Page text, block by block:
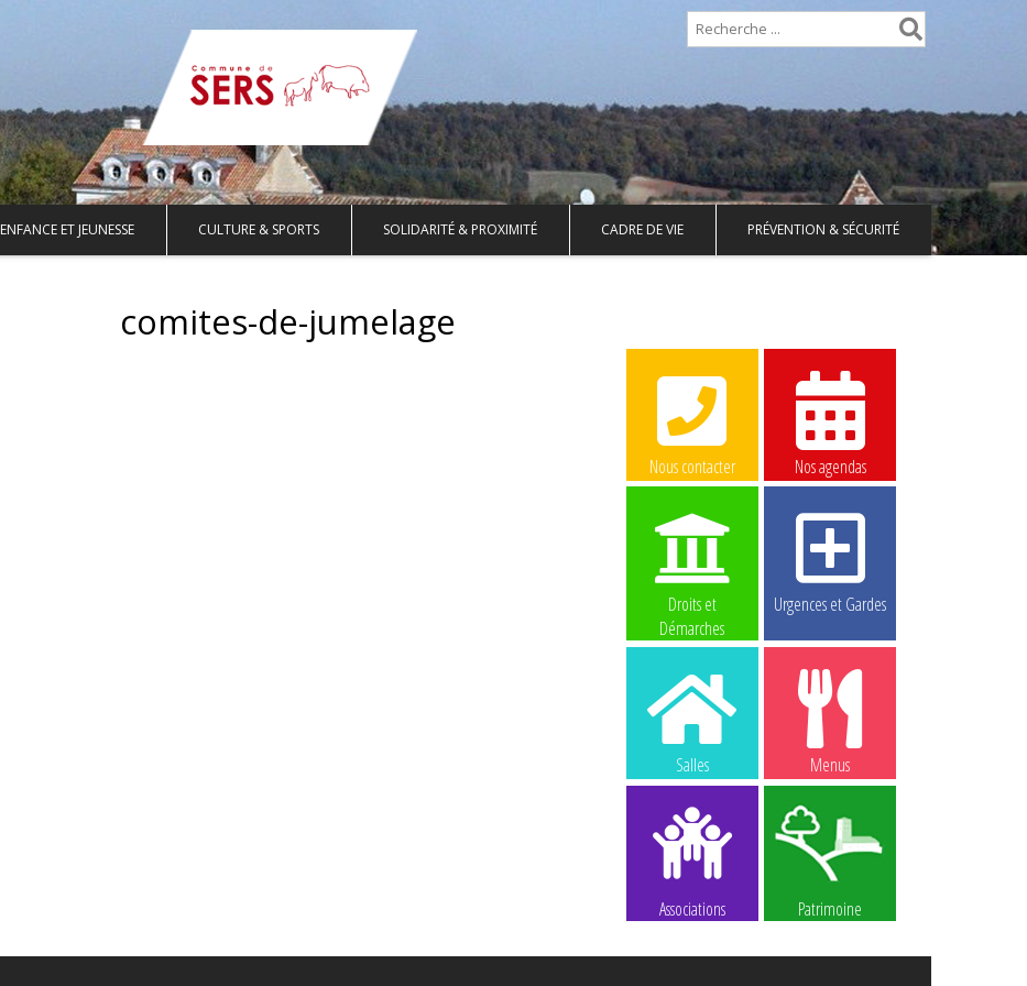
ENFANCE ET JEUNESSE CULTURE & SPORTS SOLIDARITÉ & PROXIMITÉ CADRE DE VIE PRÉVENTION & SÉCURITÉ
comites-de-jumelage
Nous contacter Nos agendas
Droits et
Démarches
Urgences et Gardes
Salles Menus
Associations Patrimoine